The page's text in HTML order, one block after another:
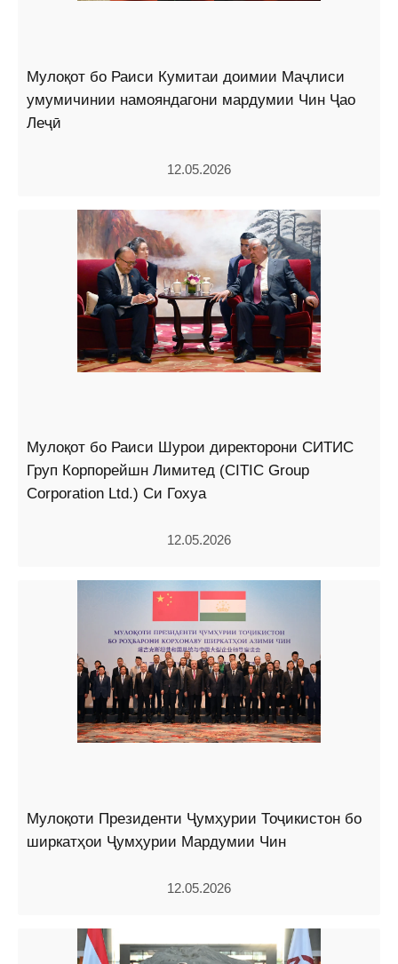
Мулоқот бо Раиси Кумитаи доимии Маҷлиси
умумичинии намояндагони мардумии Чин Ҷао
Леҷӣ
12.05.2026
Мулоқот бо Раиси Шурои директорони СИТИС
Груп Корпорейшн Лимитед (CITIC Group
Corporation Ltd.) Си Гохуа
12.05.2026
Мулоқоти Президенти Ҷумҳурии Тоҷикистон бо
ширкатҳои Ҷумҳурии Мардумии Чин
12.05.2026